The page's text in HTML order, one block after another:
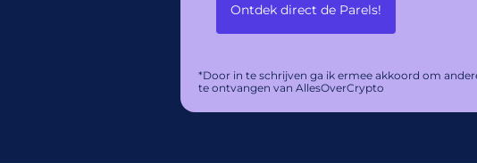
Ontdek direct de Parels!
*Door in te schrijven ga ik ermee akkoord om
te ontvangen van AllesOverCrypto